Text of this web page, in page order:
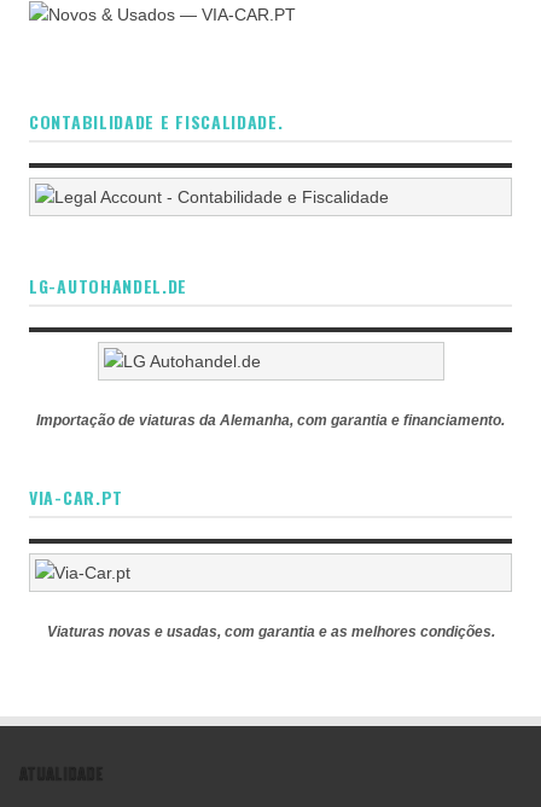
CONTABILIDADE E FISCALIDADE.
LG-AUTOHANDEL.DE
Importação de viaturas da Alemanha, com garantia e financiamento.
VIA-CAR.PT
Viaturas novas e usadas, com garantia e as melhores condições.
ATUALIDADE